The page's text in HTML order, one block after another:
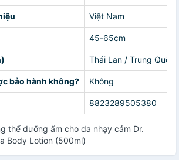
Việt Nam
45-65cm
Thái Lan / Trung
bảo hành không? Không
8823289505380
thể dưỡng ẩm cho da nhạy cảm Dr.
Body Lotion (500ml)